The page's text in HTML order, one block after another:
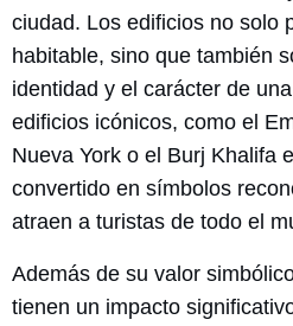
ciudad. Los edificios no solo
habitable, sino que también
identidad y el carácter de
edificios icónicos, como el
Nueva York o el Burj Khalifa
convertido en símbolos
atraen a turistas de todo el
Además de su valor
tienen un impacto